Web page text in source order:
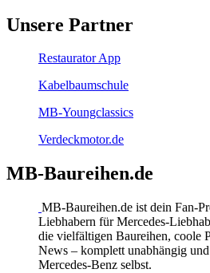
Unsere Partner
Restaurator App
Kabelbaumschule
MB-Youngclassics
Verdeckmotor.de
MB-Baureihen.de
MB-Baureihen.de ist dein Fan-
Liebhabern für Mercedes-
die vielfältigen Baureihen, coole
News – komplett unabhängig
Mercedes-Benz selbst.